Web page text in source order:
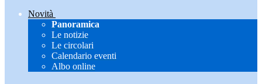
Novità
Panoramica
Le notizie
Le circolari
Calendario eventi
Albo online